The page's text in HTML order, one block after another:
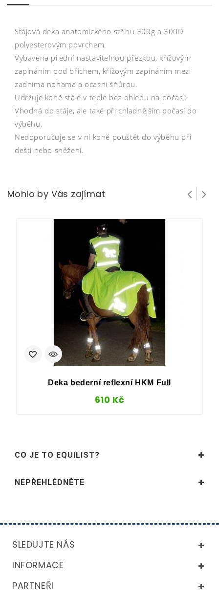
Stájová deka anatomického střihu 300g a 300D
polyesterovým povrchem.
Vybavena přední nastavitelnou přezkou, křížovým
zapínáním pod břichem, křížovým zapínáním mezi
zadníma nohama a ocasní šňůrou.
Udržuje koně stále v teple bez ohledu na počasí.
Vhodná do stáje, ale také při chladnějším počasí do
výběhu.
Nedoporučuje se v ní koně pouštět do výběhu při
dešti nebo sněžení.
Mohlo by Vás zajímat
Deka bederní reflexní HKM Full
610 Kč
CO JE TO EQUILIST?
NEPŘEHLÉDNĚTE
SLEDUJTE NÁS
INFORMACE
PARTNEŘI